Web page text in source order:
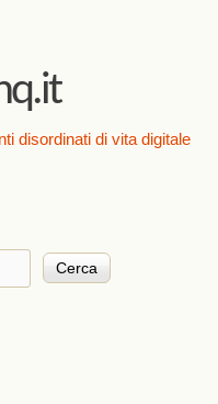
disordinati di vita digitale